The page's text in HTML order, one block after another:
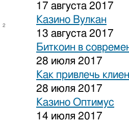
17 августа 2017
Казино Вулкан
13 августа 2017
Биткоин в
28 июля 2017
Как привлечь
28 июля 2017
Казино Оптимус
14 июля 2017
2